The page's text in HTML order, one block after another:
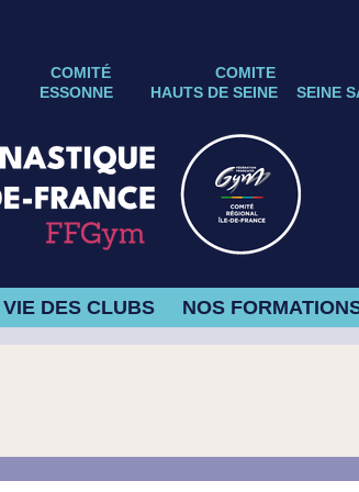
COMITE
COMITÉ
SEINE
HAUTS DE SEINE
ESSONNE
DES CLUBS NOS